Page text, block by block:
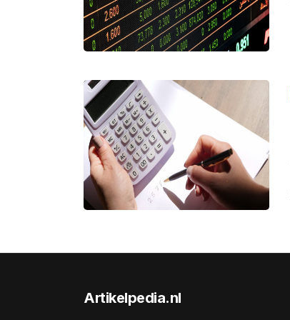
Artikelpedia.nl